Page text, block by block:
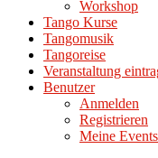
Workshop
Tango Kurse
Tangomusik
Tangoreise
Veranstaltung
Benutzer
Anmelden
Registrieren
Meine